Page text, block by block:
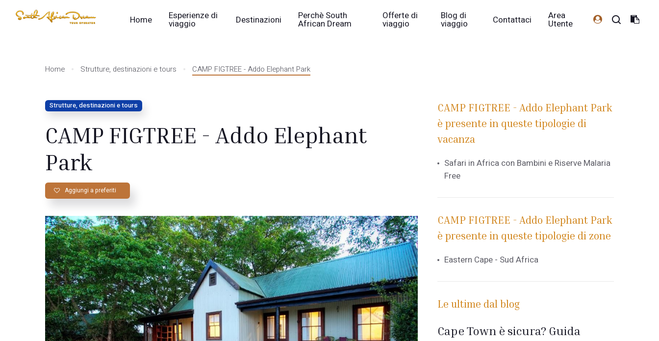
Home Esperienze di
viaggio Destinazioni Perchè South
African Dream
Offerte di
viaggio
Blog di
viaggio Contattaci Area
Utente
Home Strutture, destinazioni e tours CAMP FIGTREE - Addo Elephant Park
Strutture, destinazioni e tours
CAMP FIGTREE - Addo Elephant
Park
Aggiungi a preferiti
CAMP FIGTREE - Addo Elephant Park
è presente in queste tipologie di
vacanza
Safari in Africa con Bambini e Riserve Malaria
Free
CAMP FIGTREE - Addo Elephant Park
è presente in queste tipologie di zone
Eastern Cape - Sud Africa
Le ultime dal blog
Cape Town è sicura? Guida